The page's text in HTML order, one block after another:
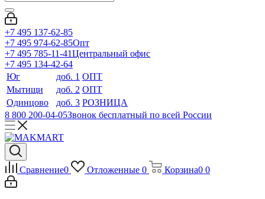
+7 495 137-62-85
+7 495 974-62-85Опт
+7 495 785-11-41Центральный офис
+7 495 134-42-64
Юг
доб. 1 ОПТ
Мытищи
доб. 2 ОПТ
Одинцово
доб. 3 РОЗНИЦА
8 800 200-04-05Звонок бесплатный по всей России
Сравнение0 Отложенные 0 Корзина0 0